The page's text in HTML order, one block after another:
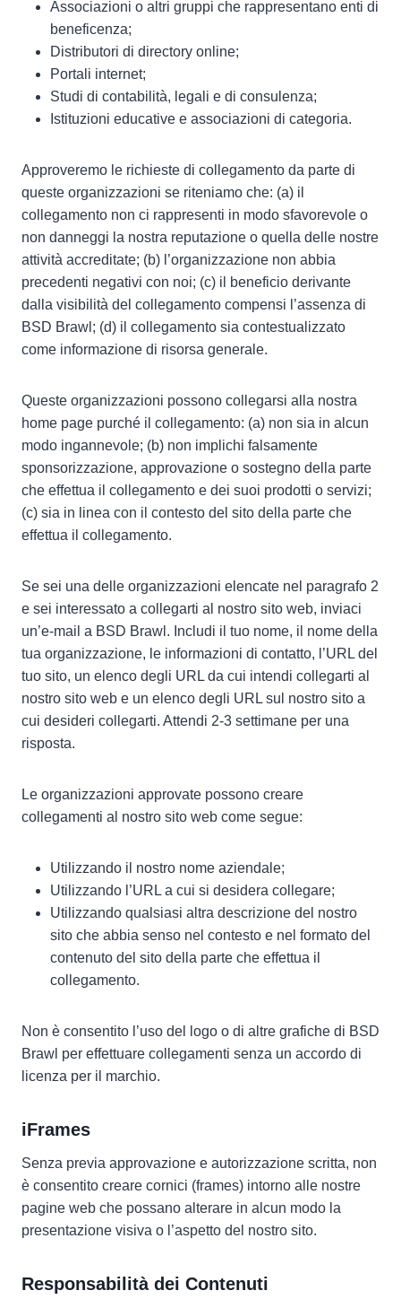
Associazioni o altri gruppi che rappresentano enti di
beneficenza;
Distributori di directory online;
Portali internet;
Studi di contabilità, legali e di consulenza;
Istituzioni educative e associazioni di categoria.
Approveremo le richieste di collegamento da parte di
queste organizzazioni se riteniamo che: (a) il
collegamento non ci rappresenti in modo sfavorevole o
non danneggi la nostra reputazione o quella delle nostre
attività accreditate; (b) l’organizzazione non abbia
precedenti negativi con noi; (c) il beneficio derivante
dalla visibilità del collegamento compensi l’assenza di
BSD Brawl; (d) il collegamento sia contestualizzato
come informazione di risorsa generale.
Queste organizzazioni possono collegarsi alla nostra
home page purché il collegamento: (a) non sia in alcun
modo ingannevole; (b) non implichi falsamente
sponsorizzazione, approvazione o sostegno della parte
che effettua il collegamento e dei suoi prodotti o servizi;
(c) sia in linea con il contesto del sito della parte che
effettua il collegamento.
Se sei una delle organizzazioni elencate nel paragrafo 2
e sei interessato a collegarti al nostro sito web, inviaci
un’e-mail a BSD Brawl. Includi il tuo nome, il nome della
tua organizzazione, le informazioni di contatto, l’URL del
tuo sito, un elenco degli URL da cui intendi collegarti al
nostro sito web e un elenco degli URL sul nostro sito a
cui desideri collegarti. Attendi 2-3 settimane per una
risposta.
Le organizzazioni approvate possono creare
collegamenti al nostro sito web come segue:
Utilizzando il nostro nome aziendale;
Utilizzando l’URL a cui si desidera collegare;
Utilizzando qualsiasi altra descrizione del nostro
sito che abbia senso nel contesto e nel formato del
contenuto del sito della parte che effettua il
collegamento.
Non è consentito l’uso del logo o di altre grafiche di BSD
Brawl per effettuare collegamenti senza un accordo di
licenza per il marchio.
iFrames
Senza previa approvazione e autorizzazione scritta, non
è consentito creare cornici (frames) intorno alle nostre
pagine web che possano alterare in alcun modo la
presentazione visiva o l’aspetto del nostro sito.
Responsabilità dei Contenuti